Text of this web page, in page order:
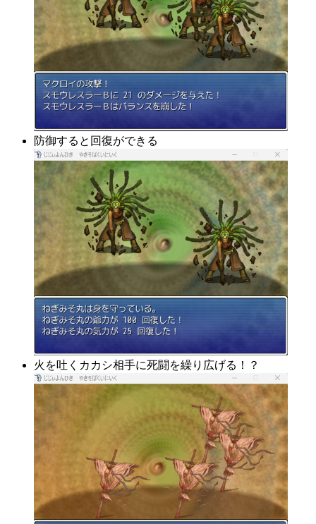
防御すると回復ができる
火を吐くカカシ相手に死闘を繰り広げる！？